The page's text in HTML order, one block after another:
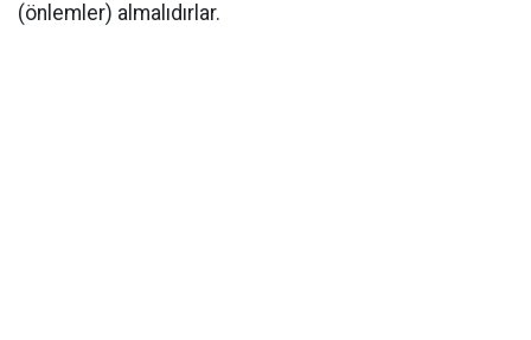
(önlemler) almalıdırlar.